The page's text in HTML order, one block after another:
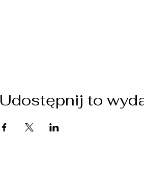
Udostępnij to